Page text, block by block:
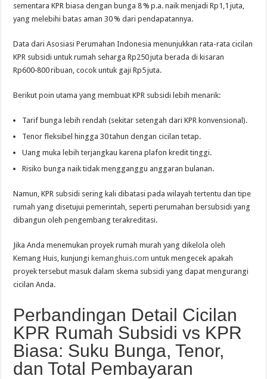
sementara KPR biasa dengan bunga 8 % p.a. naik menjadi Rp1,1 juta,
yang melebihi batas aman 30 % dari pendapatannya.
Data dari Asosiasi Perumahan Indonesia menunjukkan rata-rata cicilan
KPR subsidi untuk rumah seharga Rp250 juta berada di kisaran
Rp600‑800 ribuan, cocok untuk gaji Rp5 juta.
Berikut poin utama yang membuat KPR subsidi lebih menarik:
Tarif bunga lebih rendah (sekitar setengah dari KPR konvensional).
Tenor fleksibel hingga 30 tahun dengan cicilan tetap.
Uang muka lebih terjangkau karena plafon kredit tinggi.
Risiko bunga naik tidak mengganggu anggaran bulanan.
Namun, KPR subsidi sering kali dibatasi pada wilayah tertentu dan tipe
rumah yang disetujui pemerintah, seperti perumahan bersubsidi yang
dibangun oleh pengembang terakreditasi.
Jika Anda menemukan proyek rumah murah yang dikelola oleh
Kemang Huis, kunjungi kemanghuis.com untuk mengecek apakah
proyek tersebut masuk dalam skema subsidi yang dapat mengurangi
cicilan Anda.
Perbandingan Detail Cicilan
KPR Rumah Subsidi vs KPR
Biasa: Suku Bunga, Tenor,
dan Total Pembayaran